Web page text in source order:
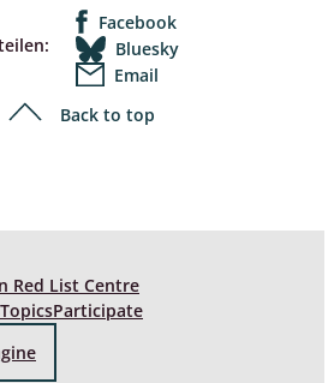
Facebook
Bluesky
Email
Back to top
Red List Centre
TopicsParticipate